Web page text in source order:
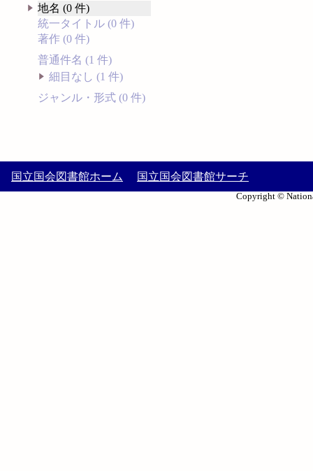
地名 (0 件)
統一タイトル (0 件)
著作 (0 件)
普通件名 (1 件)
細目なし (1 件)
ジャンル・形式 (0 件)
国立国会図書館ホーム 国立国会図書館サーチ
Copyright ©